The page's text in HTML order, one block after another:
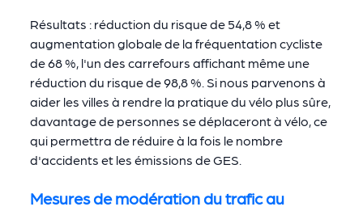
Résultats : réduction du risque de 54,8 % et
augmentation globale de la fréquentation cycliste
de 68 %, l'un des carrefours affichant même une
réduction du risque de 98,8 %. Si nous parvenons à
aider les villes à rendre la pratique du vélo plus sûre,
davantage de personnes se déplaceront à vélo, ce
qui permettra de réduire à la fois le nombre
d'accidents et les émissions de GES.
Mesures de modération du trafic au